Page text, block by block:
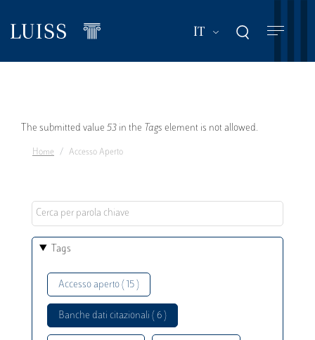
contenuto
IT Mostra ulteriori
Messaggio
di
The submitted value 53 in the Tags element is not allowed.
Home Accesso Aperto
Tags
Accesso aperto ( 15 )
Banche dati citazionali ( 6 )